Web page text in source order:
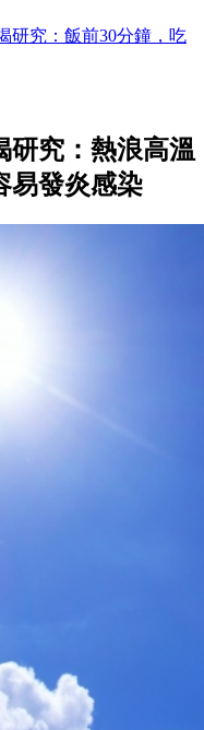
研究：飯前30分鐘，吃
研究：熱浪高溫
易發炎感染